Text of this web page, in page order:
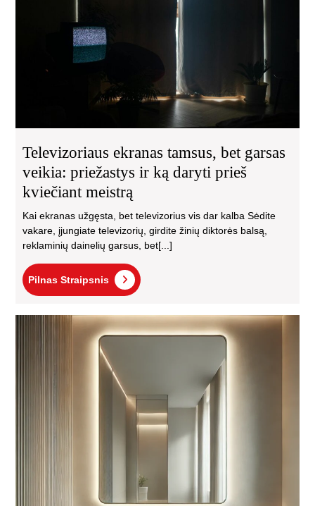
Televizoriaus ekranas tamsus, bet garsas
veikia: priežastys ir ką daryti prieš
kviečiant meistrą
Kai ekranas užgęsta, bet televizorius vis dar kalba Sėdite
vakare, įjungiate televizorių, girdite žinių diktorės balsą,
reklaminių dainelių garsus, bet[...]
Pilnas Straipsnis
Pilnas
Straipsnis